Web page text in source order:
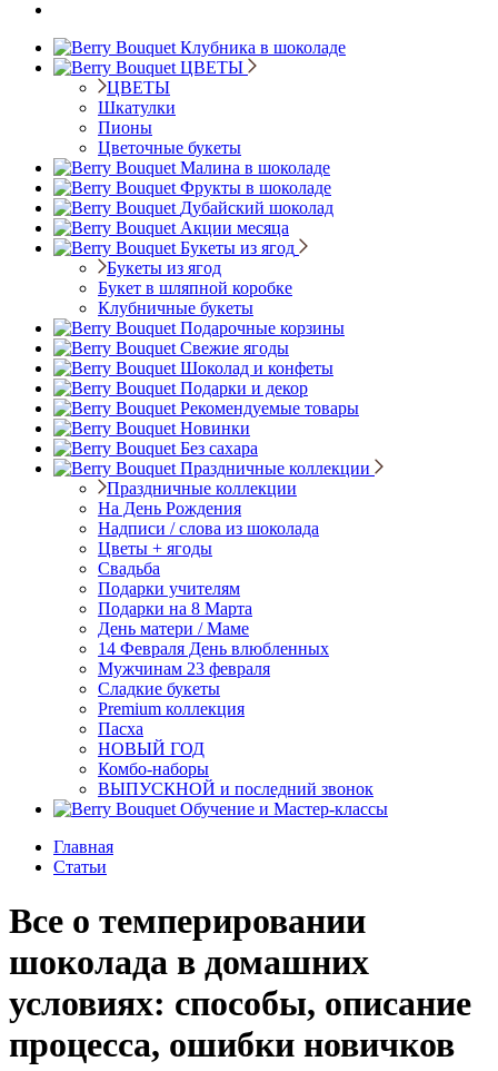
Клубника в шоколаде
ЦВЕТЫ
ЦВЕТЫ
Шкатулки
Пионы
Цветочные букеты
Малина в шоколаде
Фрукты в шоколаде
Дубайский шоколад
Акции месяца
Букеты из ягод
Букеты из ягод
Букет в шляпной коробке
Клубничные букеты
Подарочные корзины
Свежие ягоды
Шоколад и конфеты
Подарки и декор
Рекомендуемые товары
Новинки
Без сахара
Праздничные коллекции
Праздничные коллекции
На День Рождения
Надписи / слова из шоколада
Цветы + ягоды
Свадьба
Подарки учителям
Подарки на 8 Марта
День матери / Маме
14 Февраля День влюбленных
Мужчинам 23 февраля
Сладкие букеты
Premium коллекция
Пасха
НОВЫЙ ГОД
Комбо-наборы
ВЫПУСКНОЙ и последний звонок
Обучение и Мастер-классы
Главная
Статьи
Все о темперировании
шоколада в домашних
условиях: способы, описание
процесса, ошибки новичков